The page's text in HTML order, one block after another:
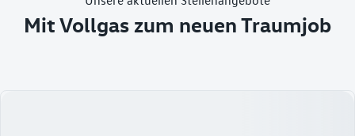
Mit Vollgas zum neuen Traumjob